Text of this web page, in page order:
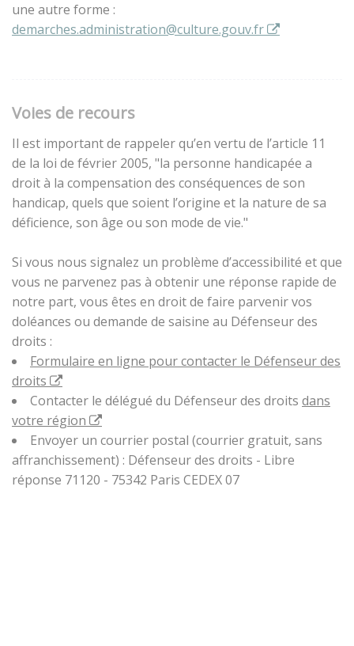
une autre forme :
demarches.administration@culture.gouv.fr
Voies de recours
Il est important de rappeler qu’en vertu de l’article 11
de la loi de février 2005, "la personne handicapée a
droit à la compensation des conséquences de son
handicap, quels que soient l’origine et la nature de sa
déficience, son âge ou son mode de vie."
Si vous nous signalez un problème d’accessibilité et que
vous ne parvenez pas à obtenir une réponse rapide de
notre part, vous êtes en droit de faire parvenir vos
doléances ou demande de saisine au Défenseur des
droits :
Formulaire en ligne pour contacter le Défenseur des
droits
Contacter le délégué du Défenseur des droits dans
votre région
Envoyer un courrier postal (courrier gratuit, sans
affranchissement) : Défenseur des droits - Libre
réponse 71120 - 75342 Paris CEDEX 07